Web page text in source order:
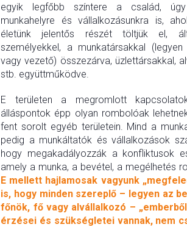
egyik legfőbb színtere a család,
munkahelyre és vállalkozásunkra is,
életünk jelentős részét töltjük el,
személyekkel, a munkatársakkal
vagy vezető) összezárva, üzlettársakkal,
stb. együttműködve.
E területen a megromlott
álláspontok épp olyan rombolóak
fent sorolt egyéb területein. Mind a
pedig a munkáltatók és vállalkozások
hogy megakadályozzák a konfliktusok
amely a munka, a bevétel, a megélhetés
E mellett hajlamosak vagyunk
is, hogy minden szereplő – legyen az
főnök, fő vagy alvállalkozó –
érzései és szükségletei vannak, nem